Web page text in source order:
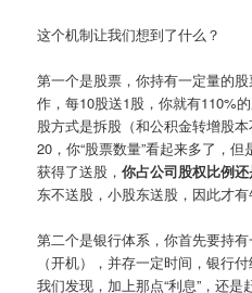
这个机制让我们想到了什么？
第一个是股票，你持有一定量的
作，每10股送1股，你就有110%
股方式是拆股（和公积金转增股
20，你“股票数量”看起来多了，
获得了送股，你占公司股权比例
东不送股，小股东送股，因此才有
第二个是银行体系，你首先要持
（开机），并存一定时间，银行
我们发现，加上那点“利息”，还是